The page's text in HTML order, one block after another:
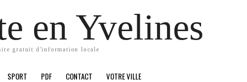
en Yvelines
gratuit d'information locale
SPORT PDF CONTACT VOTRE VILLE